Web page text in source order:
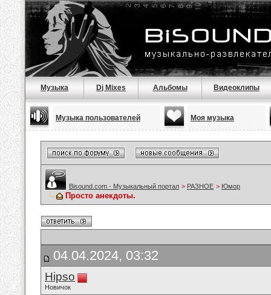
Музыка Dj Mixes Альбомы Видеоклипы
Музыка пользователей Моя музыка
Bisound.com - Музыкальный портал > РАЗНОЕ > Юмор
Просто анекдоты.
04.04.2024, 03:32
Hipso
Новичок